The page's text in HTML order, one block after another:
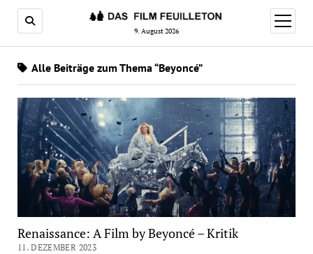
9. August 2026
Menü
öffnen
Alle Beiträge zum Thema “Beyoncé”
Renaissance: A Film by Beyoncé – Kritik
11. DEZEMBER 2023